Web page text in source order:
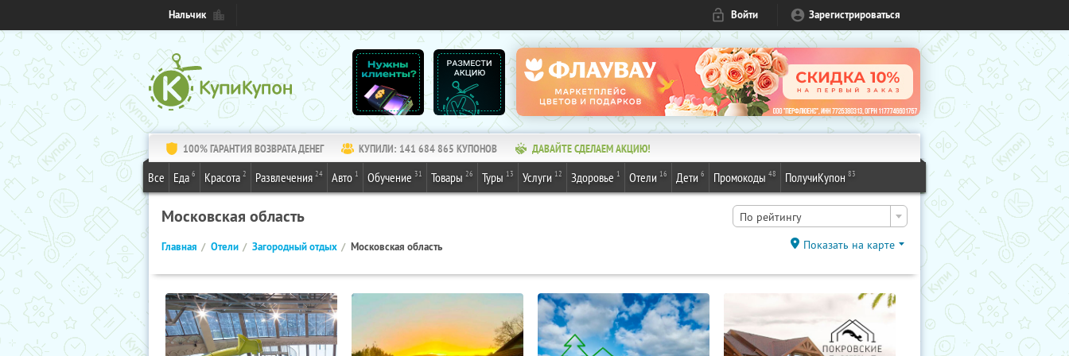
Нальчик Войти Зарегистрироваться
100% ГАРАНТИЯ ВОЗВРАТА ДЕНЕГ КУПИЛИ: 141 684 865 КУПОНОВ ДАВАЙТЕ СДЕЛАЕМ АКЦИЮ!
Все Еда 6 Красота 2 Развлечения 24 Авто 1 Обучение 31 Товары 26 Туры 13 Услуги 12 Здоровье 1 Отели 16 Дети 6 Промокоды 48 ПолучиКупон 83
Московская область По рейтингу
Главная Отели Загородный отдых Московская область Показать на карте